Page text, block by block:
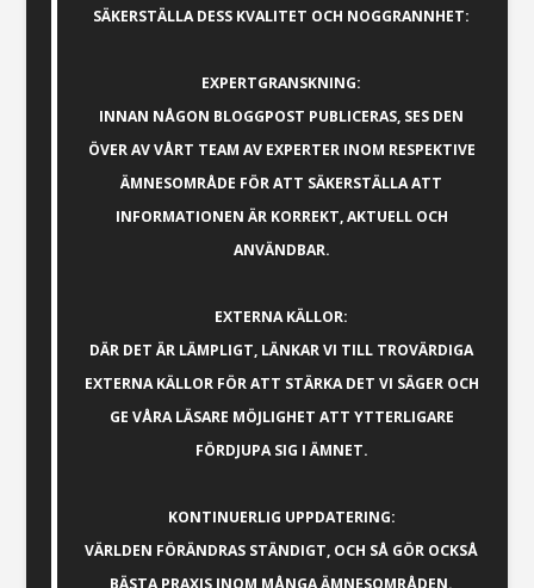
SÄKERSTÄLLA DESS KVALITET OCH NOGGRANNHET:
EXPERTGRANSKNING:
INNAN NÅGON BLOGGPOST PUBLICERAS, SES DEN
ÖVER AV VÅRT TEAM AV EXPERTER INOM RESPEKTIVE
ÄMNESOMRÅDE FÖR ATT SÄKERSTÄLLA ATT
INFORMATIONEN ÄR KORREKT, AKTUELL OCH
ANVÄNDBAR.
EXTERNA KÄLLOR:
DÄR DET ÄR LÄMPLIGT, LÄNKAR VI TILL TROVÄRDIGA
EXTERNA KÄLLOR FÖR ATT STÄRKA DET VI SÄGER OCH
GE VÅRA LÄSARE MÖJLIGHET ATT YTTERLIGARE
FÖRDJUPA SIG I ÄMNET.
KONTINUERLIG UPPDATERING:
VÄRLDEN FÖRÄNDRAS STÄNDIGT, OCH SÅ GÖR OCKSÅ